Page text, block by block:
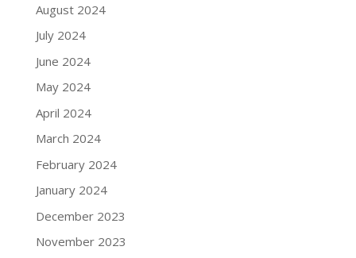
August 2024
July 2024
June 2024
May 2024
April 2024
March 2024
February 2024
January 2024
December 2023
November 2023